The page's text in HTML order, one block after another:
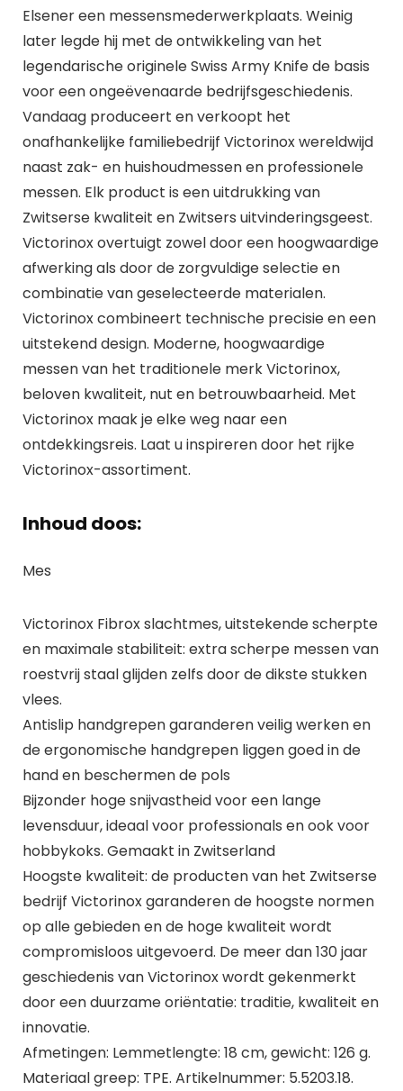
Elsener een messensmederwerkplaats. Weinig
later legde hij met de ontwikkeling van het
legendarische originele Swiss Army Knife de basis
voor een ongeëvenaarde bedrijfsgeschiedenis.
Vandaag produceert en verkoopt het
onafhankelijke familiebedrijf Victorinox wereldwijd
naast zak- en huishoudmessen en professionele
messen. Elk product is een uitdrukking van
Zwitserse kwaliteit en Zwitsers uitvinderingsgeest.
Victorinox overtuigt zowel door een hoogwaardige
afwerking als door de zorgvuldige selectie en
combinatie van geselecteerde materialen.
Victorinox combineert technische precisie en een
uitstekend design. Moderne, hoogwaardige
messen van het traditionele merk Victorinox,
beloven kwaliteit, nut en betrouwbaarheid. Met
Victorinox maak je elke weg naar een
ontdekkingsreis. Laat u inspireren door het rijke
Victorinox-assortiment.
Inhoud doos:
Mes
Victorinox Fibrox slachtmes, uitstekende scherpte
en maximale stabiliteit: extra scherpe messen van
roestvrij staal glijden zelfs door de dikste stukken
vlees.
Antislip handgrepen garanderen veilig werken en
de ergonomische handgrepen liggen goed in de
hand en beschermen de pols
Bijzonder hoge snijvastheid voor een lange
levensduur, ideaal voor professionals en ook voor
hobbykoks. Gemaakt in Zwitserland
Hoogste kwaliteit: de producten van het Zwitserse
bedrijf Victorinox garanderen de hoogste normen
op alle gebieden en de hoge kwaliteit wordt
compromisloos uitgevoerd. De meer dan 130 jaar
geschiedenis van Victorinox wordt gekenmerkt
door een duurzame oriëntatie: traditie, kwaliteit en
innovatie.
Afmetingen: Lemmetlengte: 18 cm, gewicht: 126 g.
Materiaal greep: TPE. Artikelnummer: 5.5203.18.